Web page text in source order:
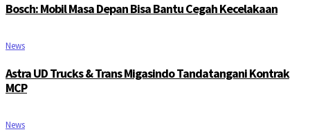
Bosch: Mobil Masa Depan Bisa Bantu Cegah Kecelakaan
News
Astra UD Trucks & Trans Migasindo Tandatangani Kontrak
MCP
News